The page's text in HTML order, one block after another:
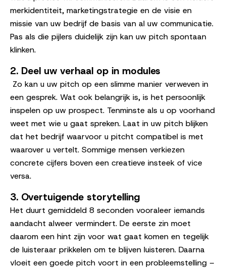
merkidentiteit, marketingstrategie en de visie en
missie van uw bedrijf de basis van al uw communicatie.
Pas als die pijlers duidelijk zijn kan uw pitch spontaan
klinken.
2. Deel uw verhaal op in modules
Zo kan u uw pitch op een slimme manier verweven in
een gesprek. Wat ook belangrijk is, is het persoonlijk
inspelen op uw prospect. Tenminste als u op voorhand
weet met wie u gaat spreken. Laat in uw pitch blijken
dat het bedrijf waarvoor u pitcht compatibel is met
waarover u vertelt. Sommige mensen verkiezen
concrete cijfers boven een creatieve insteek of vice
versa.
3. Overtuigende storytelling
Het duurt gemiddeld 8 seconden vooraleer iemands
aandacht alweer vermindert. De eerste zin moet
daarom een hint zijn voor wat gaat komen en tegelijk
de luisteraar prikkelen om te blijven luisteren. Daarna
vloeit een goede pitch voort in een probleemstelling –